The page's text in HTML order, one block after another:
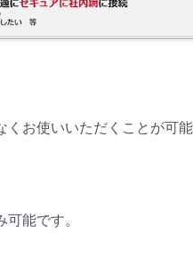
お使いいただくことが可
能です。